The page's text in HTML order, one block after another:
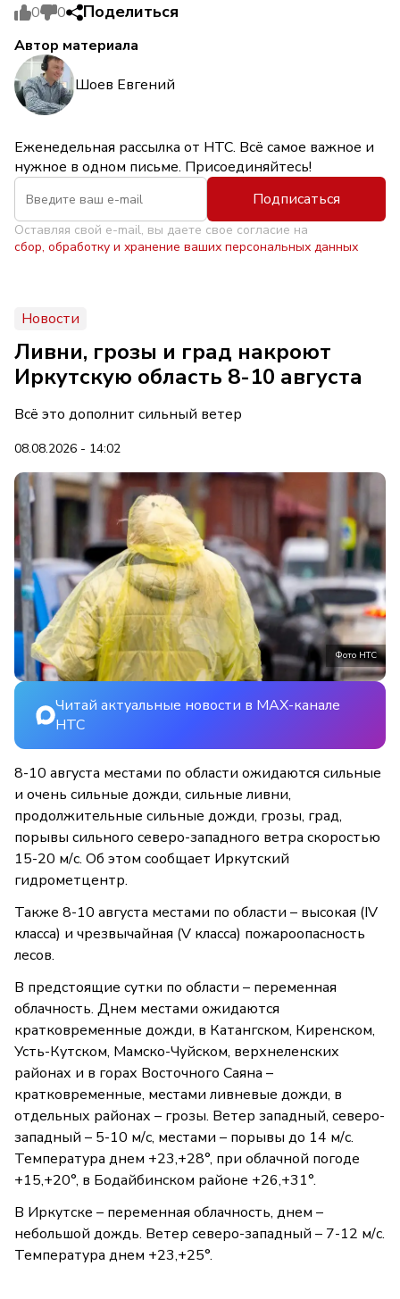
0 0 Поделиться
Автор материала
Шоев Евгений
Еженедельная рассылка от НТС. Всё самое важное и
нужное в одном письме. Присоединяйтесь!
Подписаться
Оставляя свой e-mail, вы даете свое согласие на
сбор, обработку и хранение ваших персональных данных
Новости
Ливни, грозы и град накроют
Иркутскую область 8-10 августа
Всё это дополнит сильный ветер
08.08.2026 - 14:02
Фото НТС
Читай актуальные новости в MAX-канале
НТС
8-10 августа местами по области ожидаются сильные
и очень сильные дожди, сильные ливни,
продолжительные сильные дожди, грозы, град,
порывы сильного северо-западного ветра скоростью
15-20 м/с. Об этом сообщает Иркутский
гидрометцентр.
Также 8-10 августа местами по области – высокая (IV
класса) и чрезвычайная (V класса) пожароопасность
лесов.
В предстоящие сутки по области – переменная
облачность. Днем местами ожидаются
кратковременные дожди, в Катангском, Киренском,
Усть-Кутском, Мамско-Чуйском, верхнеленских
районах и в горах Восточного Саяна –
кратковременные, местами ливневые дожди, в
отдельных районах – грозы. Ветер западный, северо-
западный – 5-10 м/с, местами – порывы до 14 м/с.
Температура днем +23,+28°, при облачной погоде
+15,+20°, в Бодайбинском районе +26,+31°.
В Иркутске – переменная облачность, днем –
небольшой дождь. Ветер северо-западный – 7-12 м/с.
Температура днем +23,+25°.